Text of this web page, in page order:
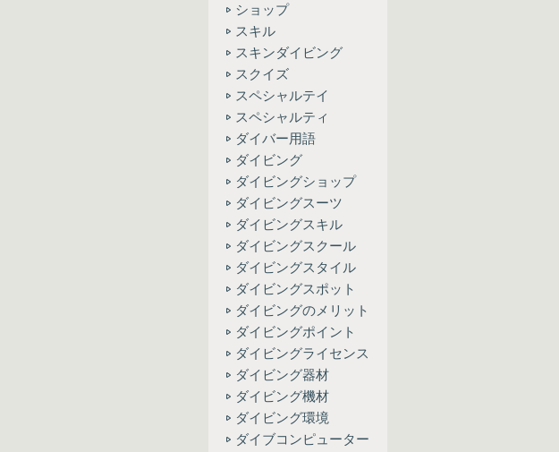
ショップ
スキル
スキンダイビング
スクイズ
スペシャルテイ
スペシャルティ
ダイバー用語
ダイビング
ダイビングショップ
ダイビングスーツ
ダイビングスキル
ダイビングスクール
ダイビングスタイル
ダイビングスポット
ダイビングのメリット
ダイビングポイント
ダイビングライセンス
ダイビング器材
ダイビング機材
ダイビング環境
ダイブコンピューター